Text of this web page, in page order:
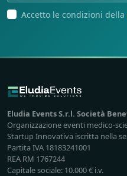
Accetto le condizioni della
Eludia Events S.r.l. Società
Organizzazione eventi medico-
Startup Innovativa iscritta nella
Partita IVA 18183241001
REA RM 1767244
Capitale sociale: 10.000 € i.v.